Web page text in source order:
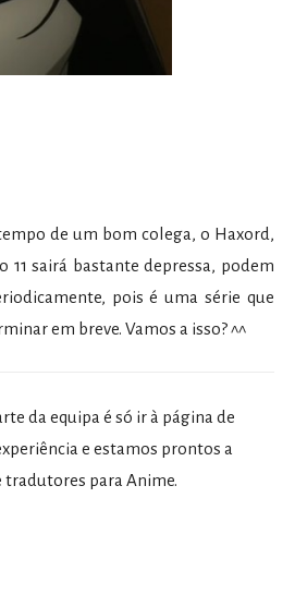
de um bom colega, o Haxord,
11 sairá bastante depressa, podem
pois é uma série que
em breve. Vamos a isso? ^^
da equipa é só ir à página de
e estamos prontos a
tradutores para Anime.